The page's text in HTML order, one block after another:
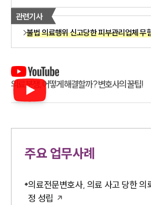
관련기사
불법 의료행위 신고당한 피부관리업체 무
의료분쟁, 어떻게 해결할까? 변호사의 꿀팁!
주요 업무사례
의료전문변호사, 의료 사고 당한 의
정 성립